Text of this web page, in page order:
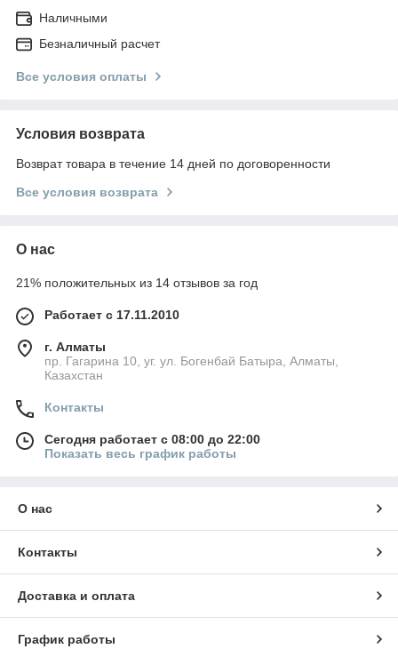
Наличными
Безналичный расчет
Все условия оплаты
Условия возврата
Возврат товара в течение 14 дней по договоренности
Все условия возврата
О нас
21% положительных из 14 отзывов за год
Работает с 17.11.2010
г. Алматы
пр. Гагарина 10, уг. ул. Богенбай Батыра, Алматы,
Казахстан
Контакты
Сегодня работает с 08:00 до 22:00
Показать весь график работы
О нас
Контакты
Доставка и оплата
График работы